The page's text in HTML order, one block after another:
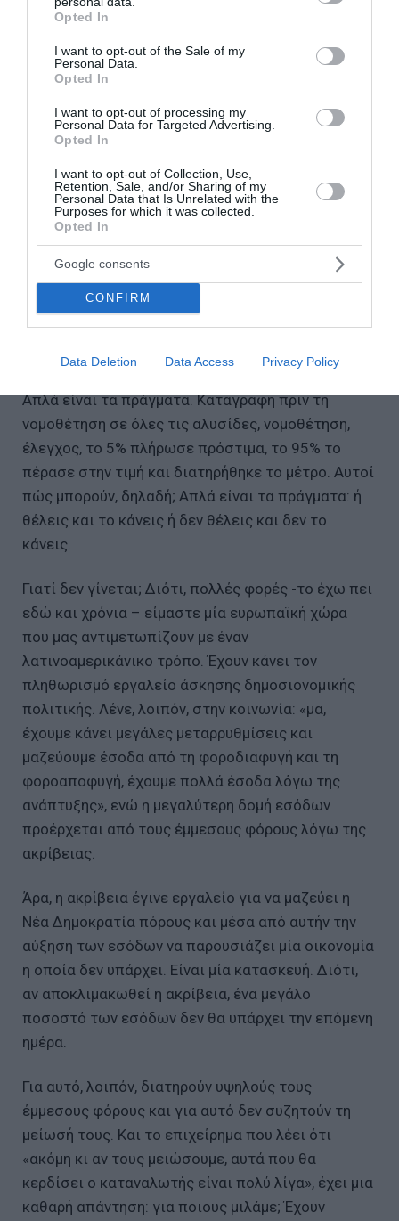
grant or deny consent to Google and its third-party tags to
use your data for below specified purposes in below Google
consent section.
Opted In
I want to opt-out of the Sale of my
Personal Data.
Opted In
I want to opt-out of processing my
Personal Data for Targeted Advertising.
Opted In
I want to opt-out of Collection, Use,
Retention, Sale, and/or Sharing of my
Personal Data that Is Unrelated with the
Purposes for which it was collected.
Opted In
Google consents
CONFIRM
Data Deletion Data Access Privacy Policy
Πέρυσι, σε μία ανάλογη ερώτηση στον
Πρωθυπουργό, παρουσίασα τιμολόγια τα οποία
φορές παραπάνω στην τιμή του προϊόντος.
ενημέρωσε ο Υπουργός Ανάπτυξης της Κυπριακής
Δημοκρατίας. Τα ίδια μου είπε ο Πρόεδρος της
Κυπριακής Δημοκρατίας, όταν είχα πάει πριν από
ένα μήνα για τα γεγονότα στη βρετανική βάση με
το drone. Στο περιθώριο της συνάντησης, τον
ρώτησα πως έγινε αυτό, διότι και εγώ διάβασα
ότι μηδένισαν τον ΦΠΑ σε μια κατηγορία βασικών
αγαθών με πολύ θετικά αποτελέσματα.
Απλά είναι τα πράγματα. Καταγραφή πριν τη
νομοθέτηση σε όλες τις αλυσίδες, νομοθέτηση,
έλεγχος, το 5% πλήρωσε πρόστιμα, το 95% το
πέρασε στην τιμή και διατηρήθηκε το μέτρο. Αυτοί
πώς μπορούν, δηλαδή; Απλά είναι τα πράγματα: ή
θέλεις και το κάνεις ή δεν θέλεις και δεν το
κάνεις.
Γιατί δεν γίνεται; Διότι, πολλές φορές -το έχω πει
εδώ και χρόνια – είμαστε μία ευρωπαϊκή χώρα
που μας αντιμετωπίζουν με έναν
λατινοαμερικάνικο τρόπο. Έχουν κάνει τον
πληθωρισμό εργαλείο άσκησης δημοσιονομικής
πολιτικής. Λένε, λοιπόν, στην κοινωνία: «μα,
έχουμε κάνει μεγάλες μεταρρυθμίσεις και
μαζεύουμε έσοδα από τη φοροδιαφυγή και τη
φοροαποφυγή, έχουμε πολλά έσοδα λόγω της
ανάπτυξης», ενώ η μεγαλύτερη δομή εσόδων
προέρχεται από τους έμμεσους φόρους λόγω της
ακρίβειας.
Άρα, η ακρίβεια έγινε εργαλείο για να μαζεύει η
Νέα Δημοκρατία πόρους και μέσα από αυτήν την
αύξηση των εσόδων να παρουσιάζει μία οικονομία
η οποία δεν υπάρχει. Είναι μία κατασκευή. Διότι,
αν αποκλιμακωθεί η ακρίβεια, ένα μεγάλο
ποσοστό των εσόδων δεν θα υπάρχει την επόμενη
ημέρα.
Για αυτό, λοιπόν, διατηρούν υψηλούς τους
έμμεσους φόρους και για αυτό δεν συζητούν τη
μείωσή τους. Και το επιχείρημα που λέει ότι
«ακόμη κι αν τους μειώσουμε, αυτά που θα
κερδίσει ο καταναλωτής είναι πολύ λίγα», έχει μια
καθαρή απάντηση: για ποιους μιλάμε; Έχουν